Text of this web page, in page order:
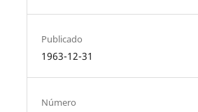
Publicado
1963-12-31
Número